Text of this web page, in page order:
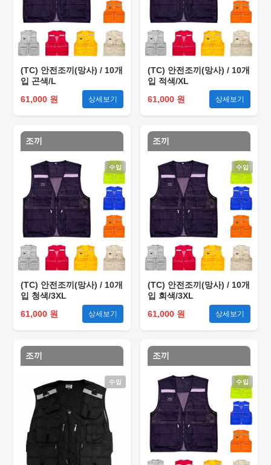
(TC) 안전조끼(망사) / 10개
입 곤색/L
61,000 원
상세보기
(TC) 안전조끼(망사) / 10개
입 적색/XL
61,000 원
상세보기
조끼
수입
(TC) 안전조끼(망사) / 10개
입 청색/3XL
61,000 원
상세보기
조끼
수입
(TC) 안전조끼(망사) / 10개
입 회색/3XL
61,000 원
상세보기
조끼
수입
조끼
수입